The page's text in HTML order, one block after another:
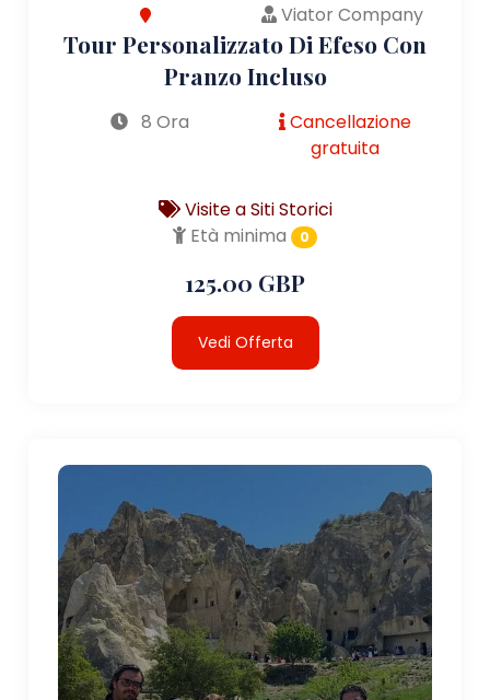
Viator Company
Tour Personalizzato Di Efeso Con
Pranzo Incluso
8 Ora
Cancellazione
gratuita
Visite a Siti Storici
Età minima
0
125.00 GBP
Vedi Offerta